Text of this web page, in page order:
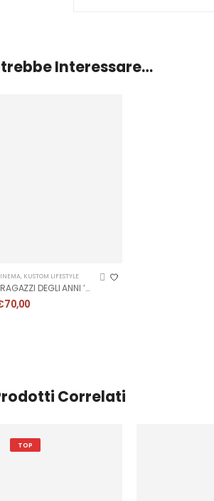
Interessare…
, KUSTOM LIFESTYLE
I RAGAZZI DEGLI ANNI ’50
70,00
Correlati
TOP